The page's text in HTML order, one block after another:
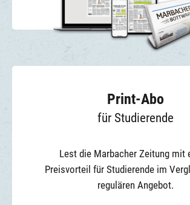
Print-Abo
für Studierende
Lest die Marbacher Zeitung mit
Preisvorteil für Studierende im
regulären Angebot.